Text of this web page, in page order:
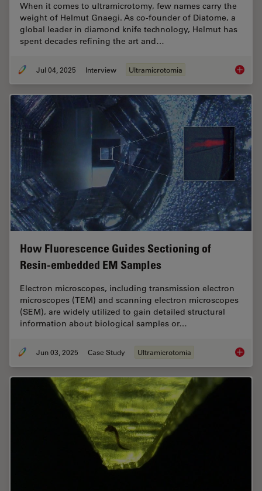
When it comes to ultramicrotomy, few names carry the
weight of Helmut Gnaegi. As co-founder of Diatome, a
global leader in diamond knife technology, Helmut has
spent decades refining the art and…
Jul 04, 2025 Interview Ultramicrotomia
How Fluorescence Guides Sectioning of
Resin-embedded EM Samples
Electron microscopes, including transmission electron
microscopes (TEM) and scanning electron microscopes
(SEM), are widely utilized to gain detailed structural
information about biological samples or…
Jun 03, 2025 Case Study Ultramicrotomia How